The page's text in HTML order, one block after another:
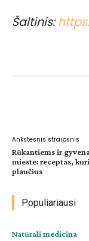
Šaltinis:
Ankstesnis straipsnis
Rūkantiems ir
mieste: receptas,
plaučius
Populiariausi
Natūrali medicina